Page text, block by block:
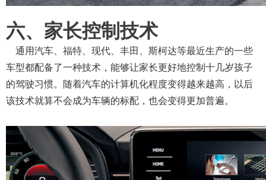
六、 家长控制技术
通用汽车、福特、现代、丰田、斯柯达等最近生产的一些
车型都配备了一种技术，能够让家长更好地控制十几岁孩子
的驾驶习惯。随着汽车的计算机化程度变得越来越高，以后
该技术就算不会成为车辆的标配，也会变得更加普遍。